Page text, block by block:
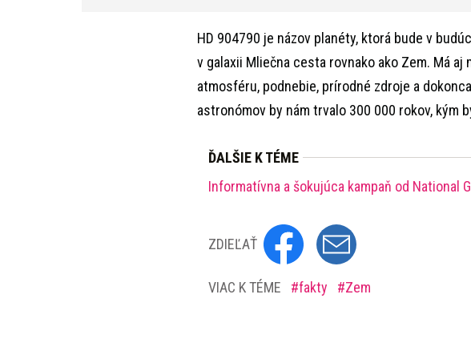
HD 904790 je názov planéty, ktorá bude v
v galaxii Mliečna cesta rovnako ako Zem. Má
atmosféru, podnebie, prírodné zdroje a
astronómov by nám trvalo 300 000 rokov, kým
ĎALŠIE K TÉME
Informatívna a šokujúca kampaň od National
ZDIEĽAŤ
VIAC K TÉME fakty Zem